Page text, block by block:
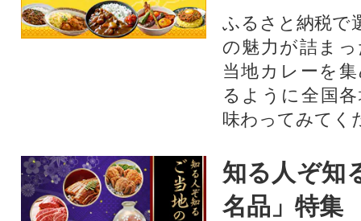
ふるさと納税で
の魅力が詰ま
当地カレーを
るように全国
味わってみてく
知る人ぞ知
名品」特集